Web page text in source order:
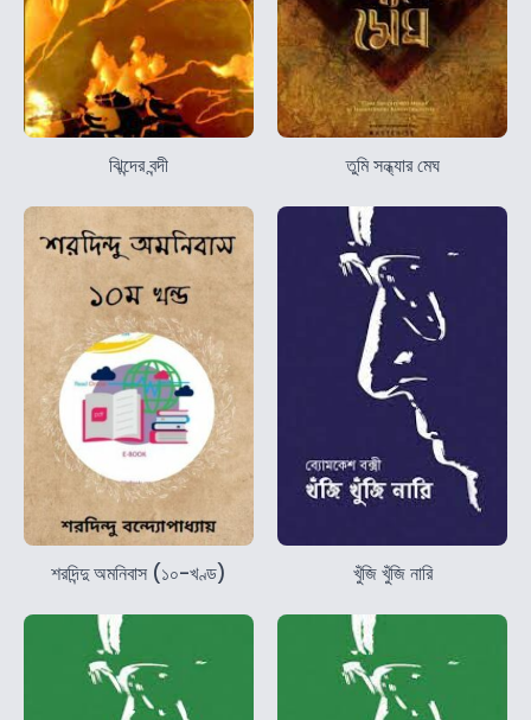
ঝিন্দের বন্দী তুমি সন্ধ্যার মেঘ
শরদিন্দু অমনিবাস (১০-খণ্ড) খুঁজি খুঁজি নারি